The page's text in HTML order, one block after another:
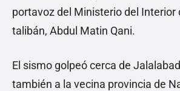
portavoz del Ministerio del Interior
talibán, Abdul Matin Qani.
El sismo golpeó cerca de
también a la vecina provincia de